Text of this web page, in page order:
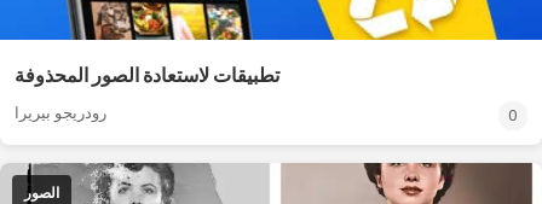
تطبيقات لاستعادة الصور المحذوفة
رودريجو بيريرا 0
الصور